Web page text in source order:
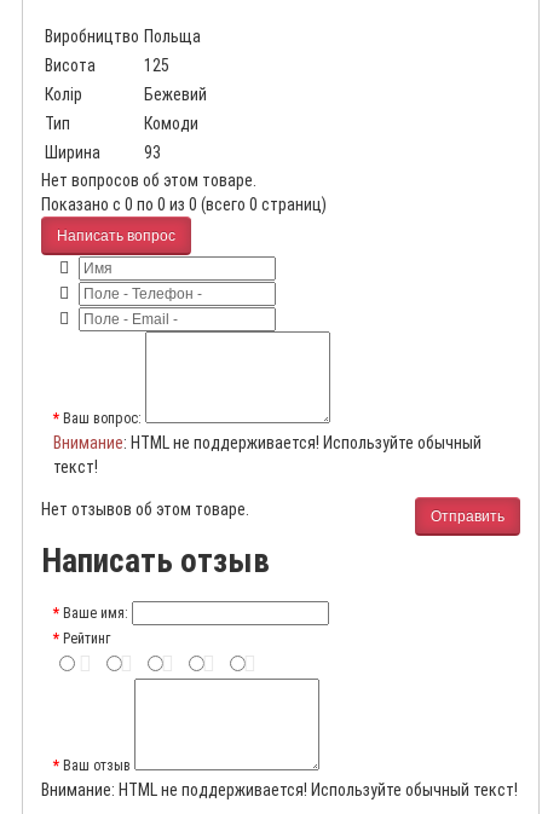
Виробництво Польща
Висота
125
Колір
Бежевий
Тип
Комоди
Ширина
93
Нет вопросов об этом товаре.
Показано с 0 по 0 из 0 (всего 0 страниц)
Написать вопрос
Ваш вопрос:
Внимание: HTML не поддерживается! Используйте обычный
текст!
Отправить
Нет отзывов об этом товаре.
Написать отзыв
Ваше имя:
Рейтинг
Ваш отзыв
Внимание: HTML не поддерживается! Используйте обычный текст!